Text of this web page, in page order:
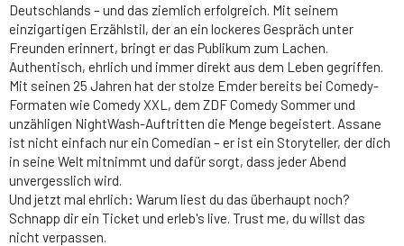
Deutschlands – und das ziemlich erfolgreich. Mit seinem
einzigartigen Erzählstil, der an ein lockeres Gespräch unter
Freunden erinnert, bringt er das Publikum zum Lachen.
Authentisch, ehrlich und immer direkt aus dem Leben gegriffen.
Mit seinen 25 Jahren hat der stolze Emder bereits bei Comedy-
Formaten wie Comedy XXL, dem ZDF Comedy Sommer und
unzähligen NightWash-Auftritten die Menge begeistert. Assane
ist nicht einfach nur ein Comedian – er ist ein Storyteller, der dich
in seine Welt mitnimmt und dafür sorgt, dass jeder Abend
unvergesslich wird.
Und jetzt mal ehrlich: Warum liest du das überhaupt noch?
Schnapp dir ein Ticket und erleb's live. Trust me, du willst das
nicht verpassen.